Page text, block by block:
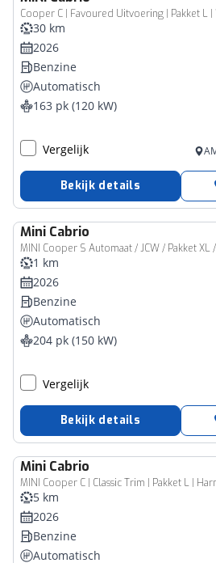
30 km
2026
Benzine
Automatisch
163 pk (120 kW)
Vergelijk
Bekijk details
Mini Cabrio
MINI Cooper S Automaat / JCW / Pakket XL
1 km
2026
Benzine
Automatisch
204 pk (150 kW)
Vergelijk
Bekijk details
Mini Cabrio
5 km
2026
Benzine
Automatisch